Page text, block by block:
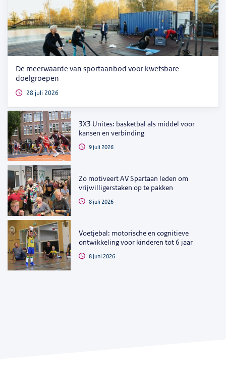
De meerwaarde van sportaanbod voor kwetsbare
doelgroepen
28 juli 2026
3X3 Unites: basketbal als middel voor
kansen en verbinding
9 juli 2026
Zo motiveert AV Spartaan leden om
vrijwilligerstaken op te pakken
8 juli 2026
Voetjebal: motorische en cognitieve
ontwikkeling voor kinderen tot 6 jaar
8 juni 2026